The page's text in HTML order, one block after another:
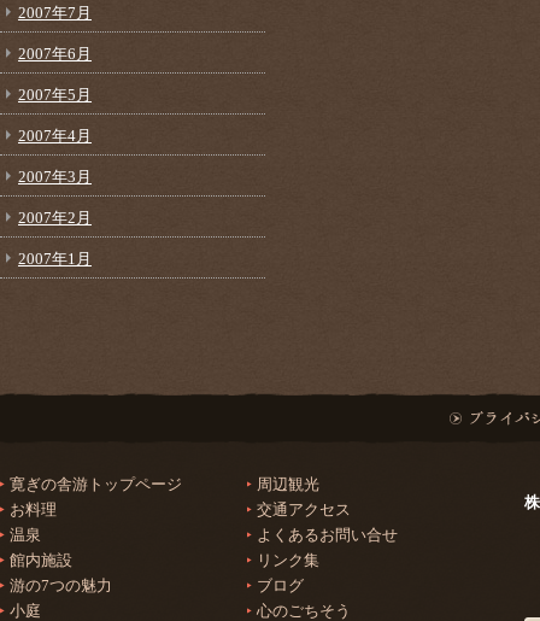
2007年7月
2007年6月
2007年5月
2007年4月
2007年3月
2007年2月
2007年1月
寛ぎの舎游トップページ
お料理
温泉
館内施設
游の7つの魅力
小庭
周辺観光
交通アクセス
よくあるお問い合せ
リンク集
ブログ
心のごちそう